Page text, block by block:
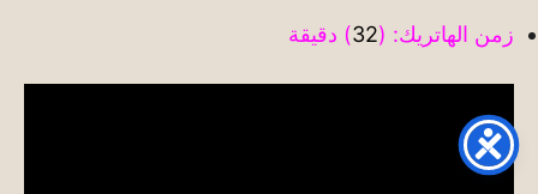
زمن الهاتريك: (32) دقيقة